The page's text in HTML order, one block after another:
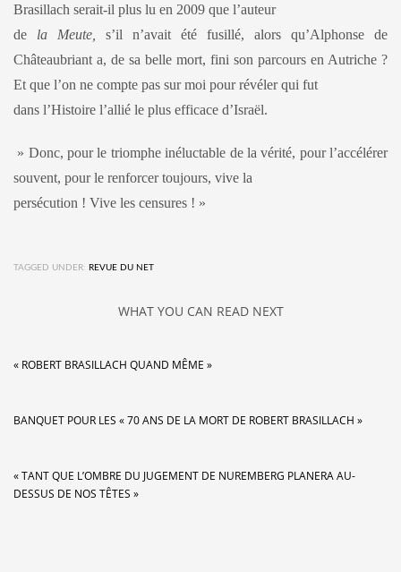
Brasillach serait-il plus lu en 2009 que l’auteur
de la Meute,
s’il n’avait été fusillé, alors qu’Alphonse de
Châteaubriant a, de sa belle mort, fini son parcours en Autriche ?
Et que l’on ne compte pas sur moi pour révéler qui fut
dans l’Histoire l’allié le plus efficace d’Israël.
» Donc, pour le triomphe inéluctable de la vérité, pour l’accélérer
souvent, pour le renforcer toujours, vive la
persécution ! Vive les censures ! »
TAGGED UNDER: REVUE DU NET
WHAT YOU CAN READ NEXT
« ROBERT BRASILLACH QUAND MÊME »
BANQUET POUR LES « 70 ANS DE LA MORT DE ROBERT BRASILLACH »
« TANT QUE L’OMBRE DU JUGEMENT DE NUREMBERG PLANERA AU-
DESSUS DE NOS TÊTES »